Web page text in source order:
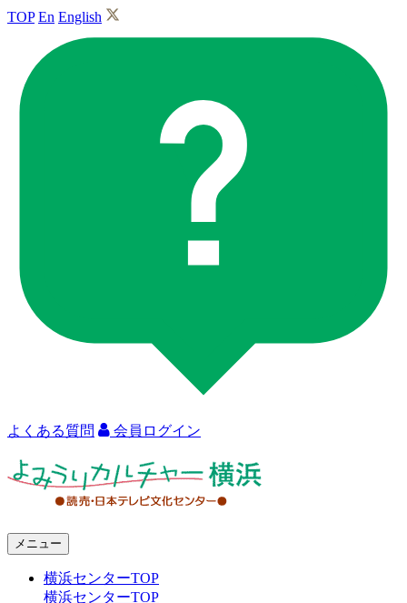
TOP En English
よくある質問 会員ログイン
メニュー
横浜センターTOP
横浜センターTOP